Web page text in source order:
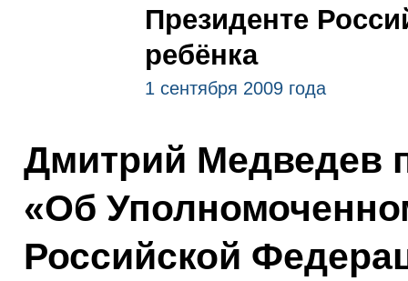
Президенте
ребёнка
1 сентября 2009 года
Дмитрий Медведев
«Об
Российской